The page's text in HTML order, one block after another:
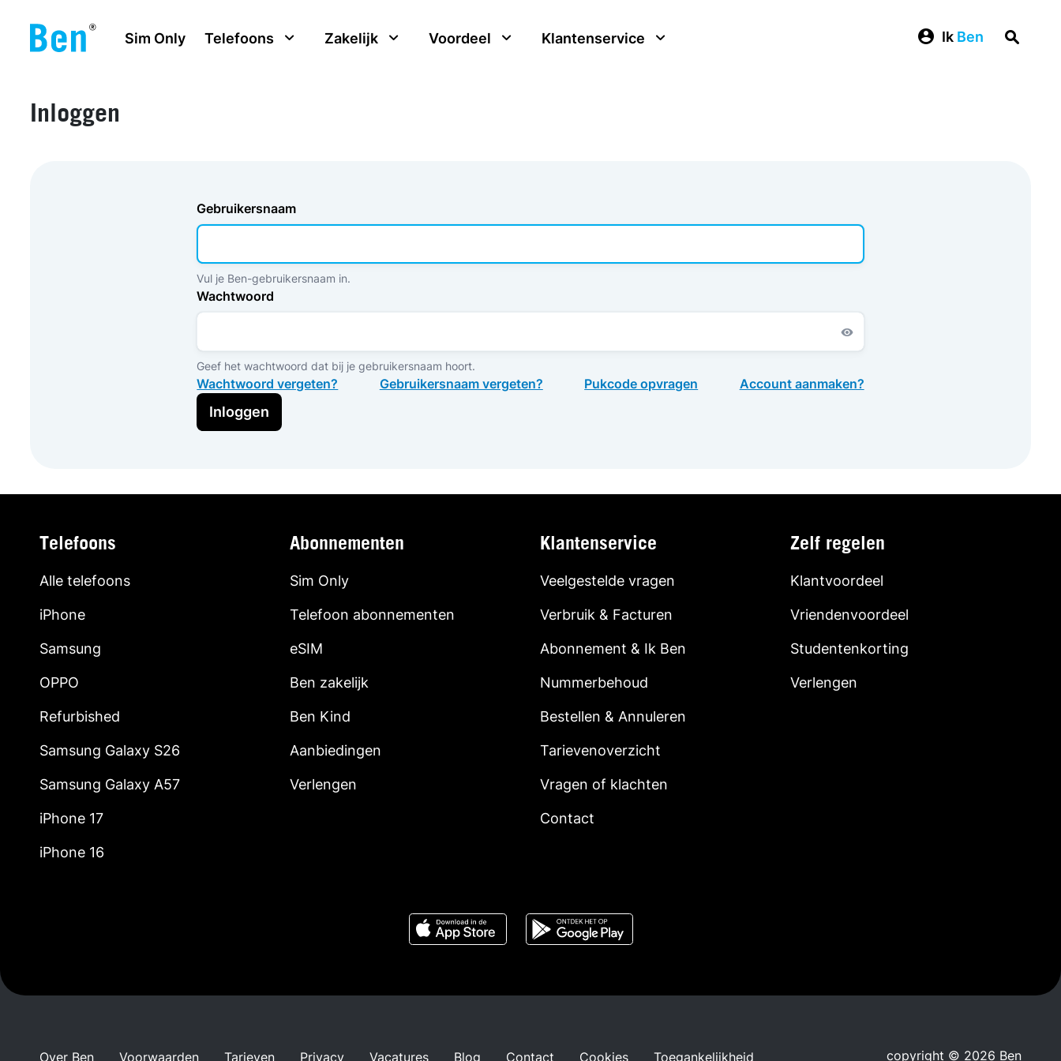
Sim Only
Telefoons Zakelijk Voordeel Klantenservice Ik Ben
Inloggen
Gebruikersnaam
Vul je Ben-gebruikersnaam in.
Wachtwoord
Geef het wachtwoord dat bij je gebruikersnaam hoort.
Wachtwoord vergeten? Gebruikersnaam vergeten? Pukcode opvragen Account aanmaken?
Inloggen
Telefoons
Alle telefoons
iPhone
Samsung
OPPO
Refurbished
Samsung Galaxy S26
Samsung Galaxy A57
iPhone 17
iPhone 16
Abonnementen
Sim Only
Telefoon abonnementen
eSIM
Ben zakelijk
Ben Kind
Aanbiedingen
Verlengen
Klantenservice
Veelgestelde vragen
Verbruik & Facturen
Abonnement & Ik Ben
Nummerbehoud
Bestellen & Annuleren
Tarievenoverzicht
Vragen of klachten
Contact
Zelf regelen
Klantvoordeel
Vriendenvoordeel
Studentenkorting
Verlengen
Over Ben Voorwaarden Tarieven Privacy Vacatures Blog Contact Cookies Toegankelijkheid copyright © 2026 Ben